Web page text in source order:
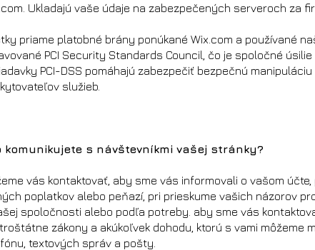
Ukladajú vaše údaje na zabezpečených serveroch za
priame platobné brány ponúkané Wix.com a používané
PCI Security Standards Council, čo je spoločné
PCI-DSS pomáhajú zabezpečiť bezpečnú
služieb.
komunikujete s návštevníkmi vašej stránky?
vás kontaktovať, aby sme vás informovali o vašom
poplatkov alebo peňazí, pri prieskume vašich názorov
spoločnosti alebo podľa potreby. aby sme vás
zákony a akúkoľvek dohodu, ktorú s vami môžeme
textových správ a pošty.